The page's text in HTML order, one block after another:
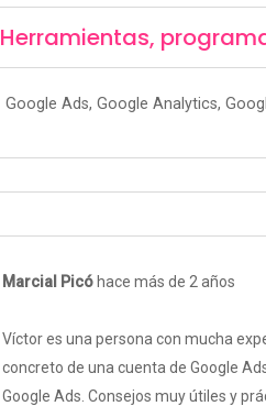
Herramientas,
Google Ads, Google Analytics,
Marcial Picóhace más de 2 años
Víctor es una persona con mucha
concreto de una cuenta de Google
Google Ads. Consejos muy útiles y